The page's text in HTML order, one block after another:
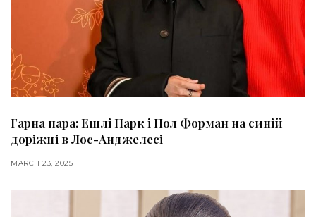
Гарна пара: Ешлі Парк і Пол Форман на синій
доріжці в Лос-Анджелесі
MARCH 23, 2025